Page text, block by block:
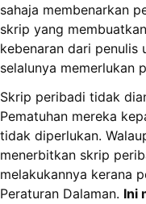
sahaja membenarkan
skrip yang
kebenaran dari penulis
selalunya memerlukan
Skrip peribadi tidak
Pematuhan mereka
tidak diperlukan.
menerbitkan skrip
melakukannya kerana
Peraturan Dalaman. Ini